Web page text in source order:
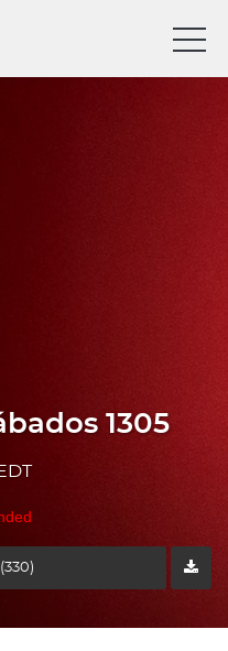
1305